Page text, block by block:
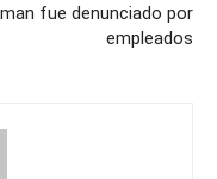
fue denunciado por
empleados